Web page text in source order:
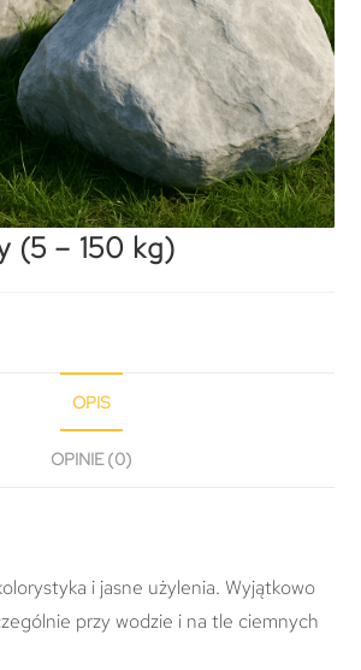
(5 – 150 kg)
OPIS
OPINIE (0)
i jasne użylenia. Wyjątkowo
przy wodzie i na tle ciemnych